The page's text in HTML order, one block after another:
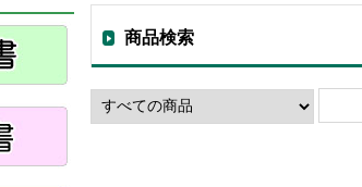
商品検索